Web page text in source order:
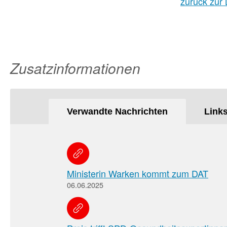
Zusatzinformationen
Verwandte Nachrichten
Ministerin Warken kommt zum DAT
06.06.2025